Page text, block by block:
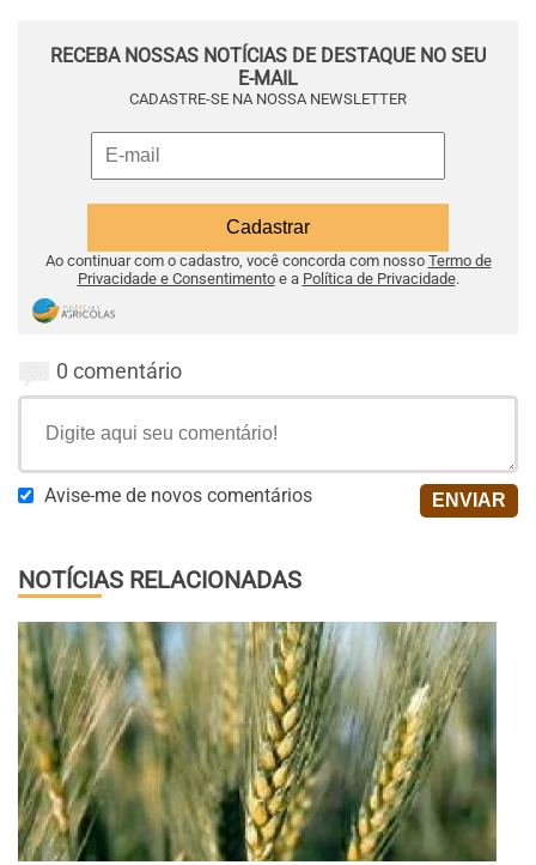
RECEBA NOSSAS NOTÍCIAS DE DESTAQUE NO SEU
E-MAIL
CADASTRE-SE NA NOSSA NEWSLETTER
Ao continuar com o cadastro, você concorda com nosso Termo de
Privacidade e Consentimentoe a Política de Privacidade.
0 comentário
Avise-me de novos comentários
NOTÍCIAS RELACIONADAS